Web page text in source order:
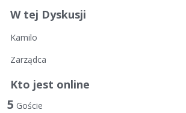
W tej Dyskusji
Kamilo
Zarządca
Kto jest online
5 Goście